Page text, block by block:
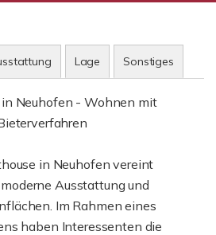
Lage Sonstiges
Neuhofen - Wohnen mit
in Neuhofen vereint
Ausstattung und
Im Rahmen eines
haben Interessenten die